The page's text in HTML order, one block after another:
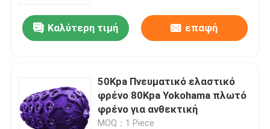
Καλύτερη τιμή επαφή
50Kpa Πνευματικό ελαστικό
φρένο 80Kpa Yokohama πλωτό
φρένο για ανθεκτική
MOQ：1 Piece